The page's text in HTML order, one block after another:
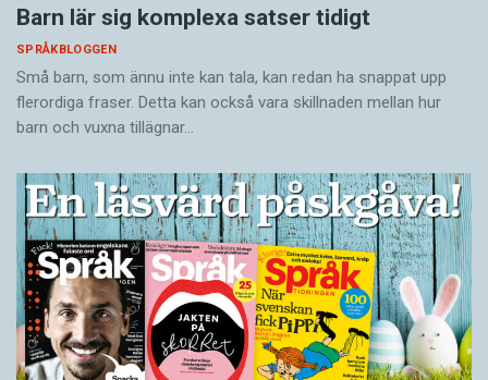
Barn lär sig komplexa satser tidigt
SPRÅKBLOGGEN
Små barn, som ännu inte kan tala, kan redan ha snappat upp
flerordiga fraser. Detta kan också vara skillnaden mellan hur
barn och vuxna tillägnar…